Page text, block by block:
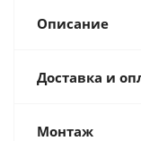
Описание
Доставка и
Монтаж